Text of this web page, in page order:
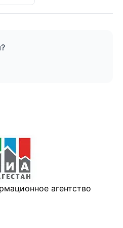
агентство